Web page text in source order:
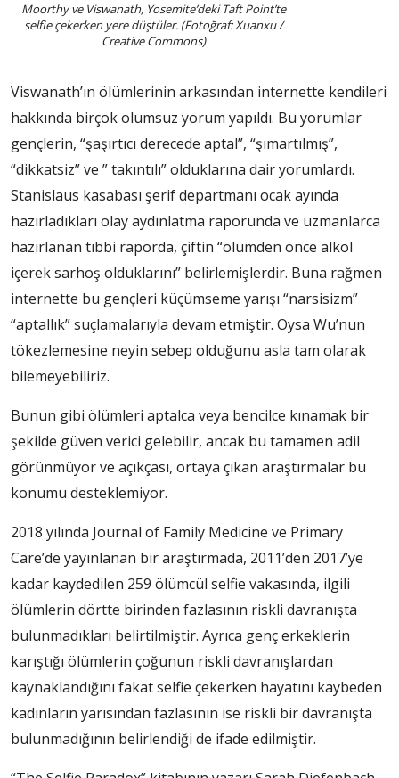
Moorthy ve Viswanath, Yosemite’deki Taft Point’te
selfie çekerken yere düştüler. (Fotoğraf: Xuanxu /
Creative Commons)
Viswanath’ın ölümlerinin arkasından internette kendileri
hakkında birçok olumsuz yorum yapıldı. Bu yorumlar
gençlerin, “şaşırtıcı derecede aptal”, “şımartılmış”,
“dikkatsiz” ve ” takıntılı” olduklarına dair yorumlardı.
Stanislaus kasabası şerif departmanı ocak ayında
hazırladıkları olay aydınlatma raporunda ve uzmanlarca
hazırlanan tıbbi raporda, çiftin “ölümden önce alkol
içerek sarhoş olduklarını” belirlemişlerdir. Buna rağmen
internette bu gençleri küçümseme yarışı “narsisizm”
“aptallık” suçlamalarıyla devam etmiştir. Oysa Wu’nun
tökezlemesine neyin sebep olduğunu asla tam olarak
bilemeyebiliriz.
Bunun gibi ölümleri aptalca veya bencilce kınamak bir
şekilde güven verici gelebilir, ancak bu tamamen adil
görünmüyor ve açıkçası, ortaya çıkan araştırmalar bu
konumu desteklemiyor.
2018 yılında Journal of Family Medicine ve Primary
Care’de yayınlanan bir araştırmada, 2011’den 2017’ye
kadar kaydedilen 259 ölümcül selfie vakasında, ilgili
ölümlerin dörtte birinden fazlasının riskli davranışta
bulunmadıkları belirtilmiştir. Ayrıca genç erkeklerin
karıştığı ölümlerin çoğunun riskli davranışlardan
kaynaklandığını fakat selfie çekerken hayatını kaybeden
kadınların yarısından fazlasının ise riskli bir davranışta
bulunmadığının belirlendiği de ifade edilmiştir.